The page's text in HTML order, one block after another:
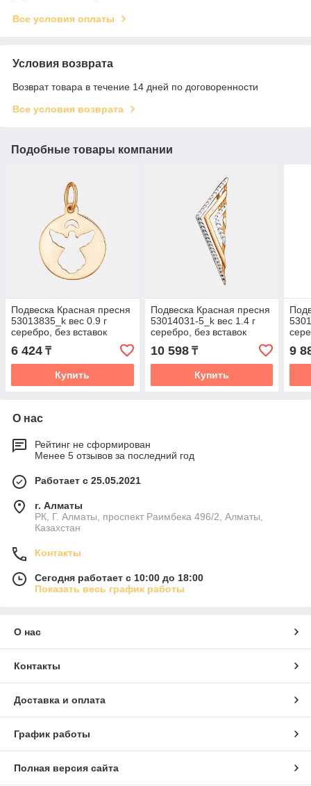
Все условия оплаты
Условия возврата
Возврат товара в течение 14 дней по договоренности
Все условия возврата
Подобные товары компании
Подвеска Красная пресня
53013835_k вес 0.9 г
серебро, без вставок
6 424 ₸
Купить
Подвеска Красная пресня
53014031-5_k вес 1.4 г
серебро, без вставок
10 598₸
Купить
9
О нас
Рейтинг не сформирован
Менее 5 отзывов за последний год
Работает с 25.05.2021
г. Алматы
РК, Г. Алматы, проспект Раимбека 496/2, Алматы,
Казахстан
Контакты
Сегодня работает с 10:00 до 18:00
Показать весь график работы
О нас
Контакты
Доставка и оплата
График работы
Полная версия сайта